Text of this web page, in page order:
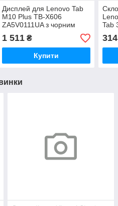
Дисплей для Lenovo Tab
M10 Plus TB-X606
ZA5V0111UA з чорним
1 511₴
Купити
Tab
314